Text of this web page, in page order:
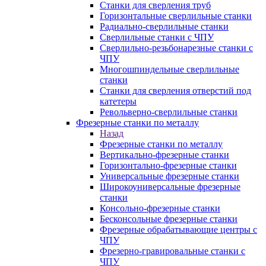
Станки для сверления труб
Горизонтальные сверлильные станки
Радиально-сверлильные станки
Сверлильные станки с ЧПУ
Сверлильно-резьбонарезные станки с
ЧПУ
Многошпиндельные сверлильные
станки
Станки для сверления отверстий под
катетеры
Револьверно-сверлильные станки
Фрезерные станки по металлу
Назад
Фрезерные станки по металлу
Вертикально-фрезерные станки
Горизонтально-фрезерные станки
Универсальные фрезерные станки
Широкоуниверсальные фрезерные
станки
Консольно-фрезерные станки
Бесконсольные фрезерные станки
Фрезерные обрабатывающие центры с
ЧПУ
Фрезерно-гравировальные станки с
ЧПУ